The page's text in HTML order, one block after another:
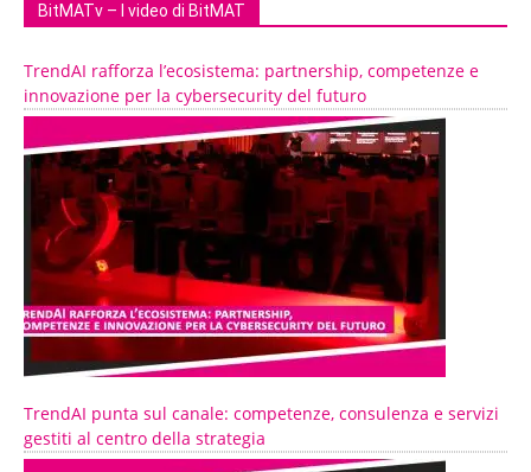
BitMATv – I video di BitMAT
TrendAI rafforza l’ecosistema: partnership, competenze e
innovazione per la cybersecurity del futuro
TrendAI punta sul canale: competenze, consulenza e servizi
gestiti al centro della strategia